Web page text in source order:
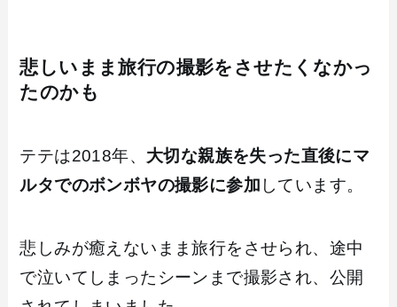
悲しいまま旅行の撮影をさせたくなかっ
たのかも
テテは2018年、 大切な親族を失った直後にマ
ルタでのボンボヤの撮影に参加 しています。
悲しみが癒えないまま旅行をさせられ、途中
で泣いてしまったシーンまで撮影され、公開